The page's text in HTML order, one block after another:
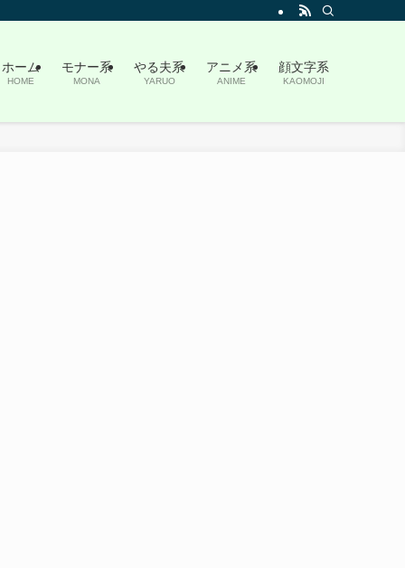
ホーム
HOME
モナー系
MONA
やる夫系
YARUO
アニメ系
ANIME
顔文字系
KAOMOJI